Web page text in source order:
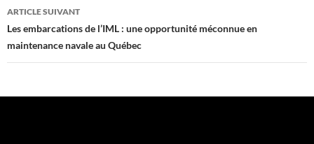
ARTICLE SUIVANT
Les embarcations de l’IML : une opportunité méconnue en
maintenance navale au Québec